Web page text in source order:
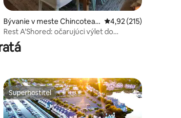
4,88 z 5, počet hodnotení: 105
Bývanie v meste Chincoteag
ue
Priemerné
4,92 (215)
Rest A'Shored: očarujúci výlet do
Chincoteague
Superhostiteľ
Superhostiteľ